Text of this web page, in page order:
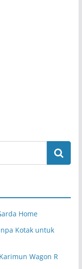
Home
Kotak untuk
Wagon R